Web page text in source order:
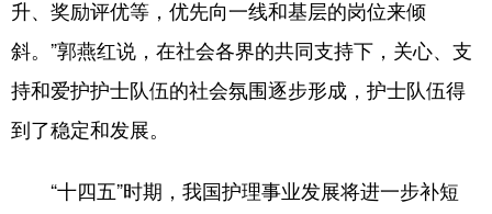
升、奖励评优等，优先向一线和基层的岗位来倾
斜。”郭燕红说，在社会各界的共同支持下，关心、支
持和爱护护士队伍的社会氛围逐步形成，护士队伍得
到了稳定和发展。
“十四五”时期，我国护理事业发展将进一步补短